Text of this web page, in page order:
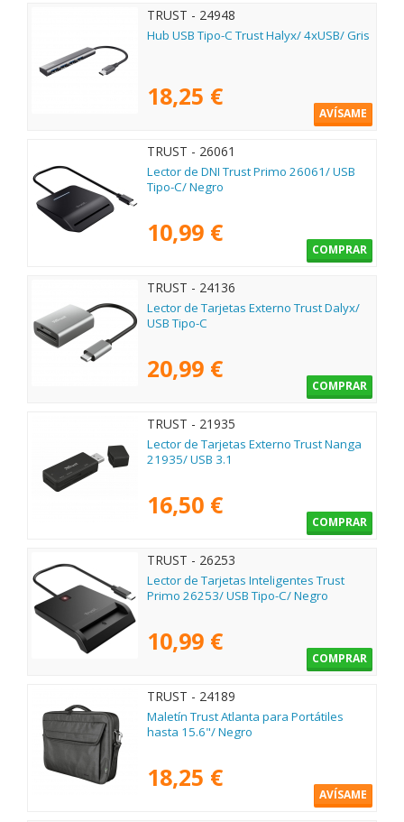
TRUST - 24948
Hub USB Tipo-C Trust Halyx/ 4xUSB/ Gris
18,25 €
AVÍSAME
TRUST - 26061
Lector de DNI Trust Primo 26061/ USB
Tipo-C/ Negro
10,99 €
COMPRAR
TRUST - 24136
Lector de Tarjetas Externo Trust Dalyx/
USB Tipo-C
20,99 €
COMPRAR
TRUST - 21935
Lector de Tarjetas Externo Trust Nanga
21935/ USB 3.1
16,50 €
COMPRAR
TRUST - 26253
Lector de Tarjetas Inteligentes Trust
Primo 26253/ USB Tipo-C/ Negro
10,99 €
COMPRAR
TRUST - 24189
Maletín Trust Atlanta para Portátiles
hasta 15.6"/ Negro
18,25 €
AVÍSAME